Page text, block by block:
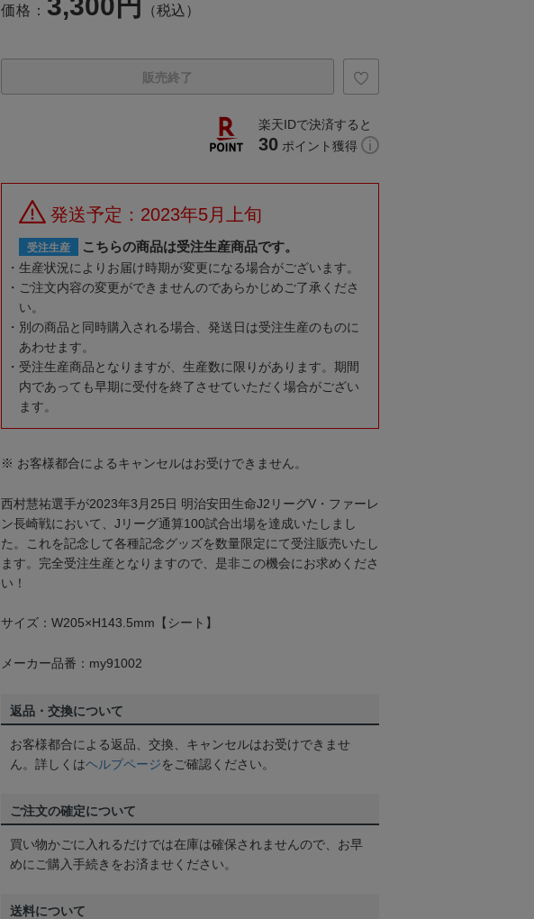
価格： （税込）
販売終了
楽天IDで決済すると
30 ポイント獲得
発送予定：2023年5月上旬
受注生産 こちらの商品は受注生産商品です。
生産状況によりお届け時期が変更になる場合がございます。
ご注文内容の変更ができませんのであらかじめご了承くださ
い。
別の商品と同時購入される場合、発送日は受注生産のものに
あわせます。
受注生産商品となりますが、生産数に限りがあります。期間
内であっても早期に受付を終了させていただく場合がござい
ます。
※ お客様都合によるキャンセルはお受けできません。
西村慧祐選手が2023年3月25日 明治安田生命J2リーグV・ファーレ
ン長崎戦において、Jリーグ通算100試合出場を達成いたしまし
た。これを記念して各種記念グッズを数量限定にて受注販売いたし
ます。完全受注生産となりますので、是非この機会にお求めくださ
い！
サイズ：W205×H143.5mm【シート】
メーカー品番：my91002
返品・交換について
お客様都合による返品、交換、キャンセルはお受けできませ
ん。詳しくはヘルプページをご確認ください。
ご注文の確定について
買い物かごに入れるだけでは在庫は確保されませんので、お早
めにご購入手続きをお済ませください。
送料について